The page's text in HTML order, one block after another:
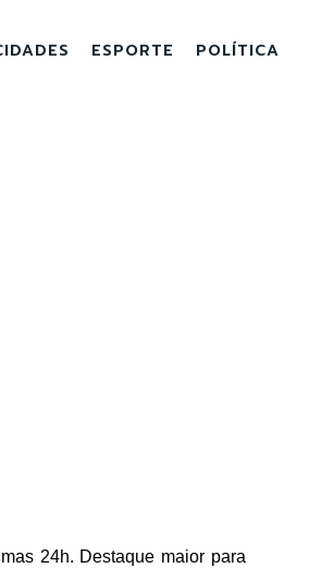
ESPORTE POLÍTICA
24h. Destaque maior para